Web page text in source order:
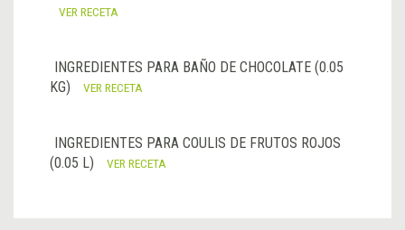
VER RECETA
INGREDIENTES PARA BAÑO DE CHOCOLATE (0.05
KG)
VER RECETA
INGREDIENTES PARA COULIS DE FRUTOS ROJOS
(0.05 L)
VER RECETA